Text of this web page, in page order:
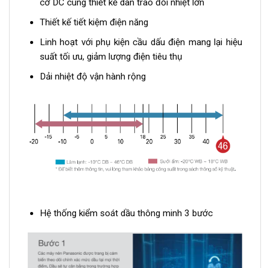
cơ DC cùng thiết kế dàn trao đổi nhiệt lớn
Thiết kế tiết kiệm điện năng
Linh hoạt với phụ kiện cầu dấu điện mang lại hiệu
suất tối ưu, giảm lượng điện tiêu thụ
Dải nhiệt độ vận hành rộng
Hệ thống kiểm soát dầu thông minh 3 bước